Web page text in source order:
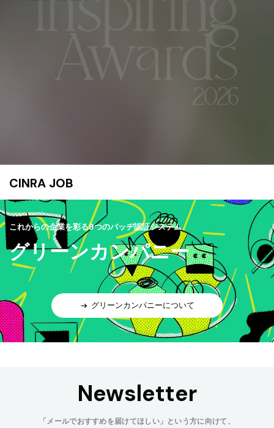
CINRA JOB
これからの企業を彩る9つのバッヂ認証システム
グリーンカンパニー
グリーンカンパニーについて
Newsletter
「メールでおすすめを届けてほしい」という方に向けて、